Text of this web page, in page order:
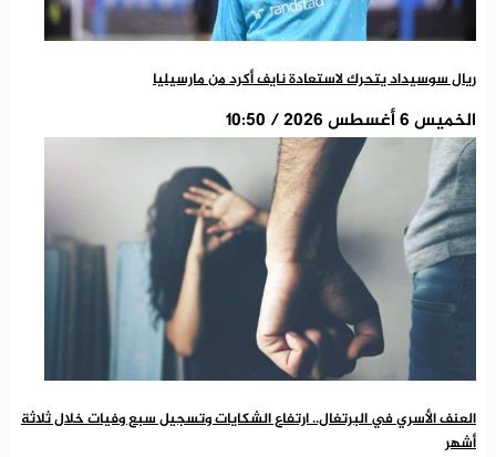
ريال سوسيداد يتحرك لاستعادة نايف أكرد من مارسيليا
الخميس 6 أغسطس 2026 / 10:50
العنف الأسري في البرتغال.. ارتفاع الشكايات وتسجيل سبع وفيات خلال ثلاثة
أشهر